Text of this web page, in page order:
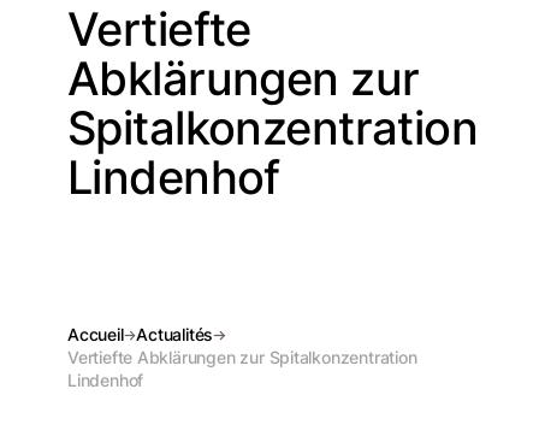
Vertiefte
Abklärungen zur
Spitalkonzentration
Lindenhof
Accueil
Actualités
Vertiefte Abklärungen zur Spitalkonzentration
Lindenhof